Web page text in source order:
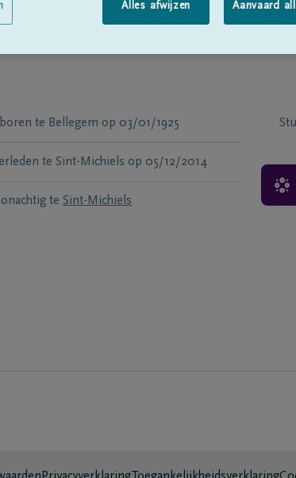
te Bellegem op 03/01/1925
te Sint-Michiels op 05/12/2014
te Sint-Michiels
Alles afwijzen Aanvaard